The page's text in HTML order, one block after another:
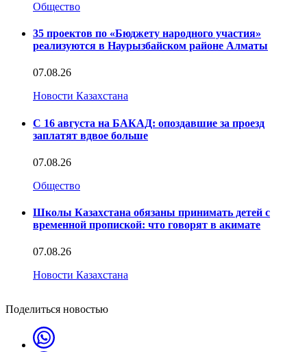
Общество
35 проектов по «Бюджету народного участия»
реализуются в Наурызбайском районе Алматы
07.08.26
Новости Казахстана
С 16 августа на БАКАД: опоздавшие за проезд
заплатят вдвое больше
07.08.26
Общество
Школы Казахстана обязаны принимать детей с
временной пропиской: что говорят в акимате
07.08.26
Новости Казахстана
Поделиться новостью